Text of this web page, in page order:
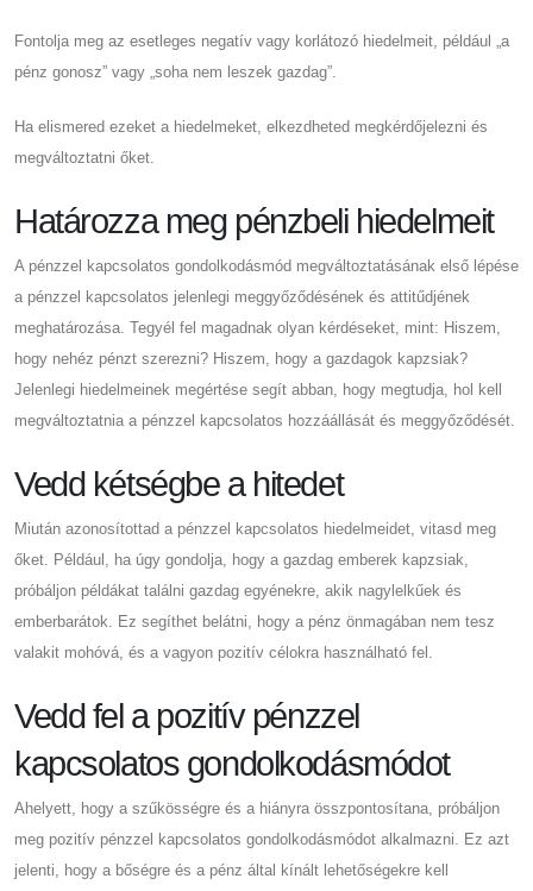
Fontolja meg az esetleges negatív vagy korlátozó hiedelmeit, például „a
pénz gonosz” vagy „soha nem leszek gazdag”.
Ha elismered ezeket a hiedelmeket, elkezdheted megkérdőjelezni és
megváltoztatni őket.
Határozza meg pénzbeli hiedelmeit
A pénzzel kapcsolatos gondolkodásmód megváltoztatásának első lépése
a pénzzel kapcsolatos jelenlegi meggyőződésének és attitűdjének
meghatározása. Tegyél fel magadnak olyan kérdéseket, mint: Hiszem,
hogy nehéz pénzt szerezni? Hiszem, hogy a gazdagok kapzsiak?
Jelenlegi hiedelmeinek megértése segít abban, hogy megtudja, hol kell
megváltoztatnia a pénzzel kapcsolatos hozzáállását és meggyőződését.
Vedd kétségbe a hitedet
Miután azonosítottad a pénzzel kapcsolatos hiedelmeidet, vitasd meg
őket. Például, ha úgy gondolja, hogy a gazdag emberek kapzsiak,
próbáljon példákat találni gazdag egyénekre, akik nagylelkűek és
emberbarátok. Ez segíthet belátni, hogy a pénz önmagában nem tesz
valakit mohóvá, és a vagyon pozitív célokra használható fel.
Vedd fel a pozitív pénzzel
kapcsolatos gondolkodásmódot
Ahelyett, hogy a szűkösségre és a hiányra összpontosítana, próbáljon
meg pozitív pénzzel kapcsolatos gondolkodásmódot alkalmazni. Ez azt
jelenti, hogy a bőségre és a pénz által kínált lehetőségekre kell